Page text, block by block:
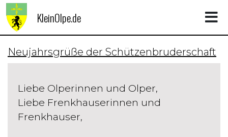
KleinOlpe.de
Neujahrsgrüße der Schützenbruderschaft
Liebe Olperinnen und Olper,
Liebe Frenkhauserinnen und
Frenkhauser,